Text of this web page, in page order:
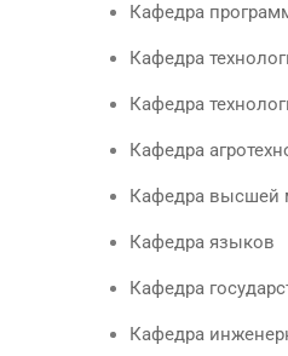
Кафедра
Кафедра
Кафедра
Кафедра
Кафедра высшей
Кафедра языков
Кафедра
Кафедра